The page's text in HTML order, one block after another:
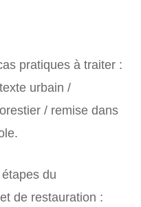
pratiques à traiter :
urbain /
/ remise dans
du
de restauration :